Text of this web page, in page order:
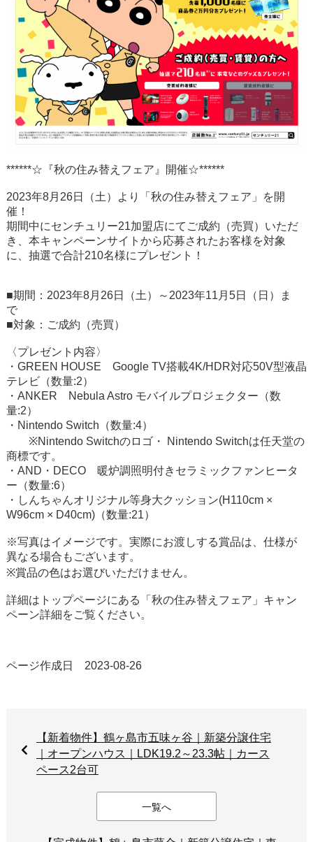
******☆『秋の住み替えフェア』開催☆******
2023年8月26日（土）より「秋の住み替えフェア」を開
催！
期間中にセンチュリー21加盟店にてご成約（売買）いただ
き、本キャンペーンサイトから応募されたお客様を対象
に、抽選で合計210名様にプレゼント！
■期間：2023年8月26日（土）～2023年11月5日（日）ま
で
■対象：ご成約（売買）
〈プレゼント内容〉
・GREEN HOUSE Google TV搭載4K/HDR対応50V型液晶
テレビ（数量:2）
・ANKER Nebula Astro モバイルプロジェクター（数
量:2）
・Nintendo Switch（数量:4）
※Nintendo Switchのロゴ・ Nintendo Switchは任天堂の
商標です。
・AND・DECO 暖炉調照明付きセラミックファンヒータ
ー（数量:6）
・しんちゃんオリジナル等身大クッション(H110cm ×
W96cm × D40cm)（数量:21）
※写真はイメージです。実際にお渡しする賞品は、仕様が
異なる場合もございます。
※賞品の色はお選びいただけません。
詳細はトップページにある「秋の住み替えフェア」キャン
ペーン詳細をご覧ください。
ページ作成日 2023-08-26
【新着物件】鶴ヶ島市五味ヶ谷｜新築分譲住宅
｜オープンハウス｜LDK19.2～23.3帖｜カース
ペース2台可
一覧へ